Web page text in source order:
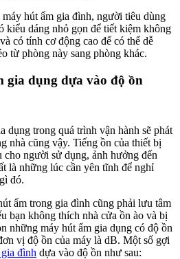
hút ẩm gia đình, người tiêu dùng
kiểu dáng nhỏ gọn để tiết kiệm không
có tính cơ động cao để có thể dễ
từ phòng này sang phòng khác.
gia dụng dựa vào độ ồn
dụng trong quá trình vận hành sẽ phát
nhà cũng vậy. Tiếng ồn của thiết bị
cho người sử dụng, ảnh hưởng đến
là những lúc cần yên tĩnh để nghỉ
đó.
ẩm trong gia đình cũng phải lưu tâm
bạn không thích nhà cửa ồn ào và bị
những máy hút ẩm gia dụng có độ ồn
vị độ ồn của máy là dB. Một số gợi
đình dựa vào độ ồn như sau: